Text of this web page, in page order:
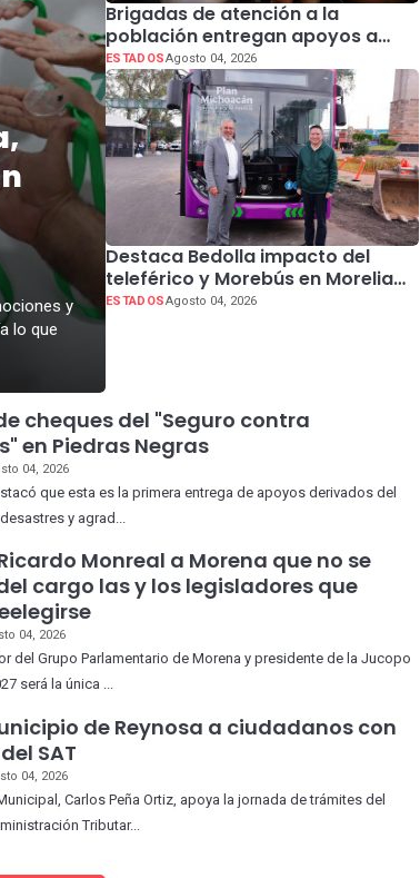
y
lo que
Brigadas de atención a la
población entregan apoyos a
afectados por lluvias en todo
Sinaloa
ESTADOSAgosto 04, 2026
Destaca Bedolla impacto del
teleférico y Morebús en Morelia
tras recorrido con el embajador
de China
ESTADOSAgosto 04, 2026
cheques del "Seguro contra
en Piedras Negras
04, 2026
que esta es la primera entrega de apoyos derivados del
y agrad...
Monreal a Morena que no se
cargo las y los legisladores que
04, 2026
del Grupo Parlamentario de Morena y presidente de la Jucopo
será la única ...
de Reynosa a ciudadanos con
SAT
04, 2026
Carlos Peña Ortiz, apoya la jornada de trámites del
Tributar...